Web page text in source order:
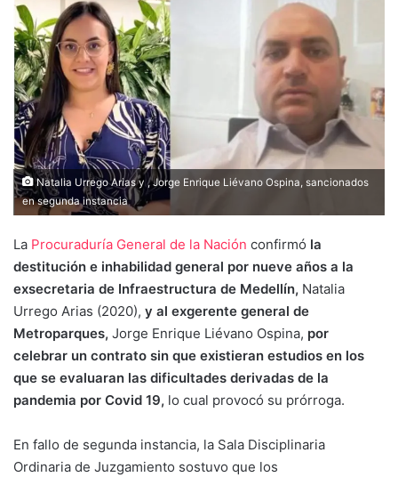
Natalia Urrego Arias y , Jorge Enrique Liévano Ospina, sancionados
en segunda instancia
La Procuraduría General de la Nación confirmó la
destitución e inhabilidad general por nueve años a la
exsecretaria de Infraestructura de Medellín, Natalia
Urrego Arias (2020), y al exgerente general de
Metroparques, Jorge Enrique Liévano Ospina, por
celebrar un contrato sin que existieran estudios en los
que se evaluaran las dificultades derivadas de la
pandemia por Covid 19, lo cual provocó su prórroga.
En fallo de segunda instancia, la Sala Disciplinaria
Ordinaria de Juzgamiento sostuvo que los